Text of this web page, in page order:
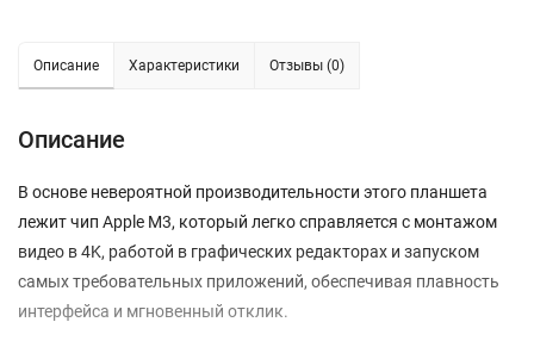
Описание Характеристики Отзывы (0)
Описание
В основе невероятной производительности этого планшета
лежит чип Apple M3, который легко справляется с монтажом
видео в 4K, работой в графических редакторах и запуском
самых требовательных приложений, обеспечивая плавность
интерфейса и мгновенный отклик.